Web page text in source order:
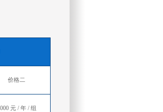
价格二
元 / 年 / 组